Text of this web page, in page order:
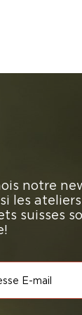
notre
les
suisses